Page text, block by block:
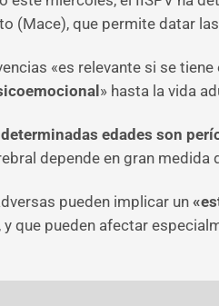
(Mace), que permite datar
«es relevante si se tiene
» hasta la vida
determinadas edades son
depende en gran medida
pueden implicar un
y que pueden afectar